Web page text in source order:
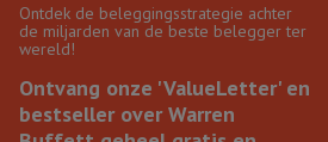
Ontdek de beleggingsstrategie achter
de miljarden van de beste belegger ter
wereld!
Ontvang onze 'ValueLetter' en
bestseller over Warren